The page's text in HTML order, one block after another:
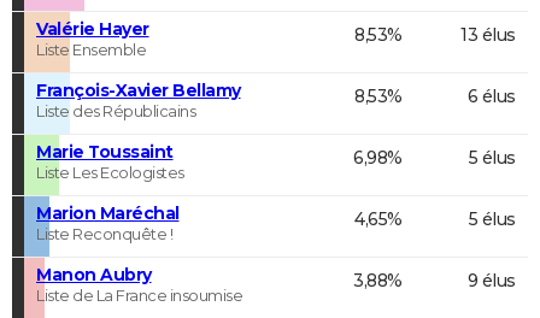
Valérie Hayer
Liste Ensemble
8,53% 13 élus
François-Xavier Bellamy
Liste des Républicains
8,53% 6 élus
Marie Toussaint
Liste Les Ecologistes
6,98% 5 élus
Marion Maréchal
Liste Reconquête !
4,65% 5 élus
Manon Aubry
Liste de La France insoumise
3,88% 9 élus